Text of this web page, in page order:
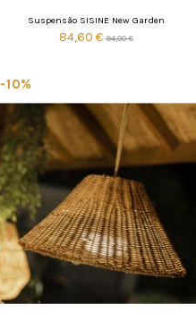
Suspensão SISINE New Garden
84,60 € 94,00 €
-10%